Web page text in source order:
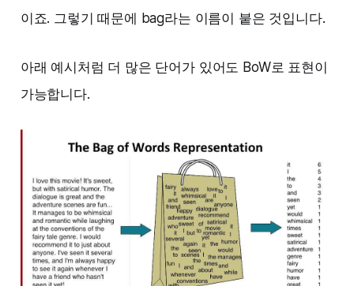
이죠. 그렇기 때문에 bag라는 이름이 붙은 것입니다.
아래 예시처럼 더 많은 단어가 있어도 BoW로 표현이
가능합니다.